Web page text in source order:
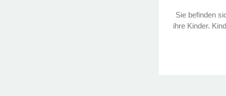
Sie befinden
ihre Kinder.